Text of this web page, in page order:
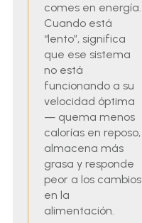
comes en energía.
Cuando está
“lento”, significa
que ese sistema
no está
funcionando a su
velocidad óptima
— quema menos
calorías en reposo,
almacena más
grasa y responde
peor a los cambios
en la
alimentación.